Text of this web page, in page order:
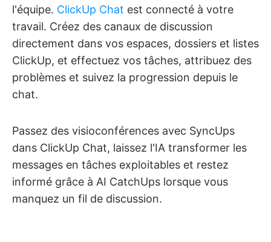
l'équipe. ClickUp Chat est connecté à votre
travail. Créez des canaux de discussion
directement dans vos espaces, dossiers et listes
ClickUp, et effectuez vos tâches, attribuez des
problèmes et suivez la progression depuis le
chat.
Passez des visioconférences avec SyncUps
dans ClickUp Chat, laissez l'IA transformer les
messages en tâches exploitables et restez
informé grâce à AI CatchUps lorsque vous
manquez un fil de discussion.